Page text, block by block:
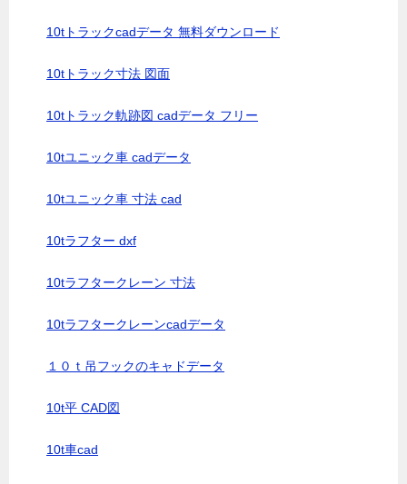
10tトラックcadデータ 無料ダウンロード
10tトラック寸法 図面
10tトラック軌跡図 cadデータ フリー
10tユニック車 cadデータ
10tユニック車 寸法 cad
10tラフター dxf
10tラフタークレーン 寸法
10tラフタークレーンcadデータ
１０ｔ吊フックのキャドデータ
10t平 CAD図
10t車cad